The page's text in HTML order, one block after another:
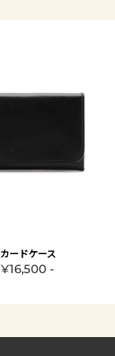
カードケース
¥16,500 -